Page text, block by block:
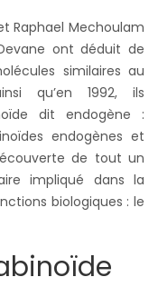
Raphael Mechoulam
ont déduit de
similaires au
qu’en 1992, ils
dit endogène :
endogènes et
de tout un
impliqué dans la
biologiques : le